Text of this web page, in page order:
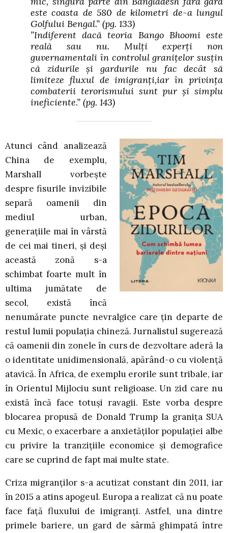
este coasta de 580 de kilometri de-a lungul
Golfului Bengal.” (pg. 133)
”Indiferent dacă teoria Bango Bhoomi este
reală sau nu. Mulți experți non
guvernamentali în controlul granițelor susțin
că zidurile și gardurile nu fac decât să
limiteze fluxul de imigranți,iar în privința
combaterii terorismului sunt pur și simplu
ineficiente.” (pg. 143)
Atunci când analizează
China de exemplu,
Marshall vorbește
despre fisurile invizibile
separă oamenii din
mediul urban,
generațiile mai în vârstă
de cei mai tineri, și deși
această zonă s-a
schimbat foarte mult în
ultima jumătate de
secol, există încă
nenumărate puncte nevralgice care țin departe de
restul lumii populația chineză. Jurnalistul sugerează
că oamenii din zonele în curs de dezvoltare aderă la
o identitate unidimensională, apărând-o cu violență
atavică. În Africa, de exemplu erorile sunt tribale, iar
în Orientul Mijlociu sunt religioase. Un zid care nu
există încă face totuși ravagii. Este vorba despre
blocarea propusă de Donald Trump la granița SUA
cu Mexic, o exacerbare a anxietăților populației albe
cu privire la tranzițiile economice și demografice
care se cuprind de fapt mai multe state.
Criza migranților s-a acutizat constant din 2011, iar
în 2015 a atins apogeul. Europa a realizat că nu poate
face față fluxului de imigranți. Astfel, una dintre
primele bariere, un gard de sârmă ghimpată între